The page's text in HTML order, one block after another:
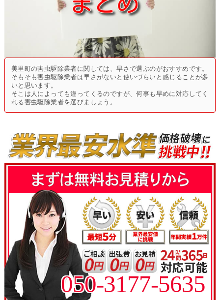
美里町の害虫駆除業者に関しては、早さで選ぶのがおすすめです。
そもそも害虫駆除業者は早さがないと使いづらいと感じることが多
いと思います。
そこは人によっても違ってくるのですが、何事も早めに対応してく
れる害虫駆除業者を選びましょう。
050-3177-5635